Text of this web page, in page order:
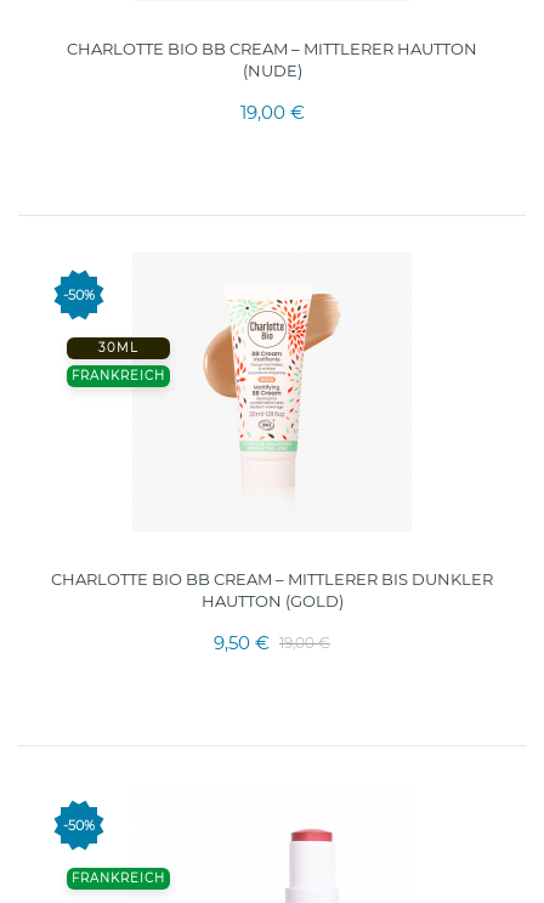
CHARLOTTE BIO BB CREAM – MITTLERER HAUTTON
(NUDE)
19,00 €
-50%
30ML
FRANKREICH
CHARLOTTE BIO BB CREAM – MITTLERER BIS DUNKLER
HAUTTON (GOLD)
9,50 € 19,00 €
-50%
FRANKREICH